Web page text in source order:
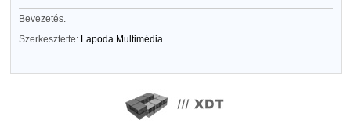
Bevezetés.
Szerkesztette: Lapoda Multimédia